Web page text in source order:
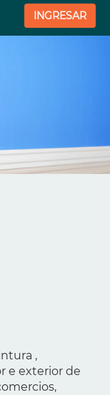
INGRESAR
,
e exterior de